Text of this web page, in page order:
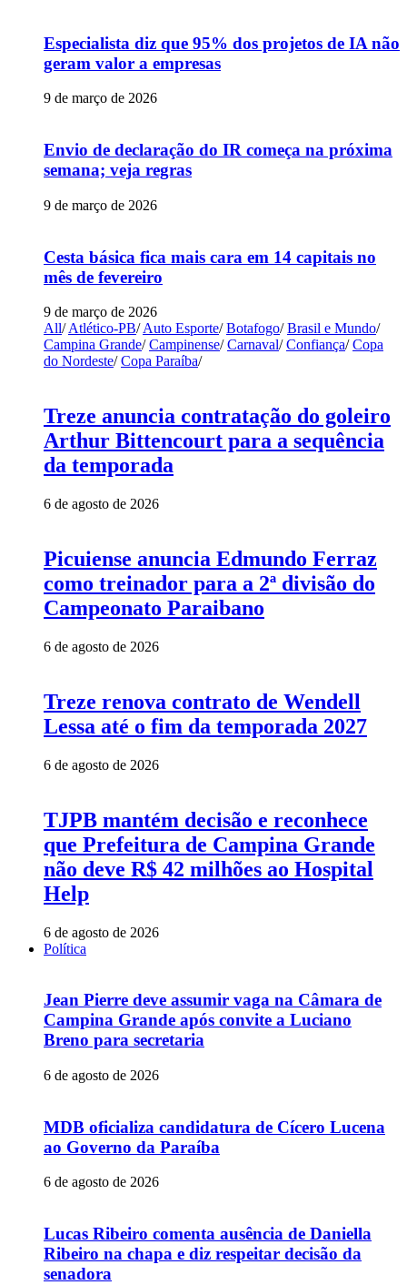
Especialista diz que 95% dos projetos de IA não
geram valor a empresas
9 de março de 2026
Envio de declaração do IR começa na próxima
semana; veja regras
9 de março de 2026
Cesta básica fica mais cara em 14 capitais no
mês de fevereiro
9 de março de 2026
All/ Atlético-PB/ Auto Esporte/ Botafogo/ Brasil e Mundo/
Campina Grande/ Campinense/ Carnaval/ Confiança/ Copa
do Nordeste/ Copa Paraíba/
Treze anuncia contratação do goleiro
Arthur Bittencourt para a sequência
da temporada
6 de agosto de 2026
Picuiense anuncia Edmundo Ferraz
como treinador para a 2ª divisão do
Campeonato Paraibano
6 de agosto de 2026
Treze renova contrato de Wendell
Lessa até o fim da temporada 2027
6 de agosto de 2026
TJPB mantém decisão e reconhece
que Prefeitura de Campina Grande
não deve R$ 42 milhões ao Hospital
Help
6 de agosto de 2026
Política
Jean Pierre deve assumir vaga na Câmara de
Campina Grande após convite a Luciano
Breno para secretaria
6 de agosto de 2026
MDB oficializa candidatura de Cícero Lucena
ao Governo da Paraíba
6 de agosto de 2026
Lucas Ribeiro comenta ausência de Daniella
Ribeiro na chapa e diz respeitar decisão da
senadora